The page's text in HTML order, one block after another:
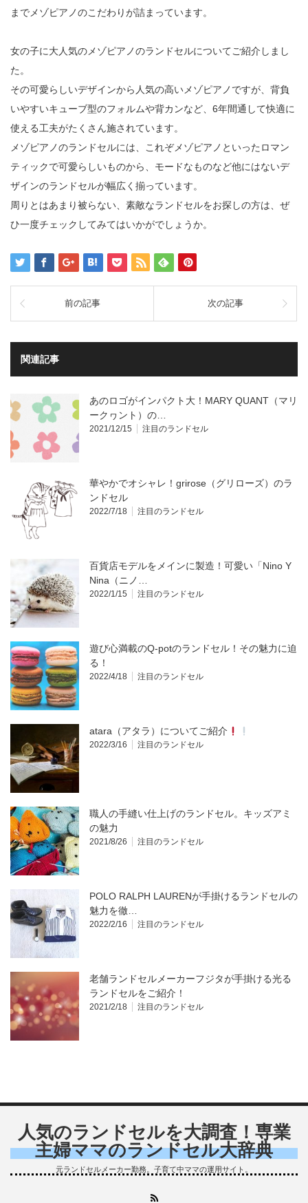
までメゾピアノのこだわりが詰まっています。
女の子に大人気のメゾピアノのランドセルについてご紹介しまし
た。
その可愛らしいデザインから人気の高いメゾピアノですが、背負
いやすいキューブ型のフォルムや背カンなど、6年間通して快適に
使える工夫がたくさん施されています。
メゾピアノのランドセルには、これぞメゾピアノといったロマン
ティックで可愛らしいものから、モードなものなど他にはないデ
ザインのランドセルが幅広く揃っています。
周りとはあまり被らない、素敵なランドセルをお探しの方は、ぜ
ひ一度チェックしてみてはいかがでしょうか。
前の記事 次の記事
関連記事
あのロゴがインパクト大！MARY QUANT（マリ
ークヮント）の…
2021/12/15 注目のランドセル
華やかでオシャレ！grirose（グリローズ）のラ
ンドセル
2022/7/18 注目のランドセル
百貨店モデルをメインに製造！可愛い「Nino Y
Nina（ニノ…
2022/1/15 注目のランドセル
遊び心満載のQ-potのランドセル！その魅力に迫
る！
2022/4/18 注目のランドセル
atara（アタラ）についてご紹介
2022/3/16 注目のランドセル
職人の手縫い仕上げのランドセル。キッズアミ
の魅力
2021/8/26 注目のランドセル
POLO RALPH LAURENが手掛けるランドセルの
魅力を徹…
2022/2/16 注目のランドセル
老舗ランドセルメーカーフジタが手掛ける光る
ランドセルをご紹介！
2021/2/18 注目のランドセル
人気のランドセルを大調査！専業
主婦ママのランドセル大辞典
元ランドセルメーカー勤務。子育て中ママの運用サイト。